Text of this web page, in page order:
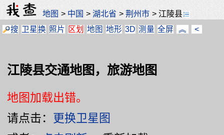
地图 > 中国 >湖北省 >荆州市 > 江陵县
搜 卫星换 照片 区划 地图 地形 3D 测量 全屏 ︽ <
江陵县交通地图，旅游地图
地图加载出错。
请点击： 更换卫星图